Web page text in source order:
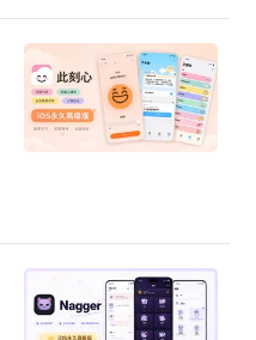
help/privacy.jsp
留下您的星星和评论，您的